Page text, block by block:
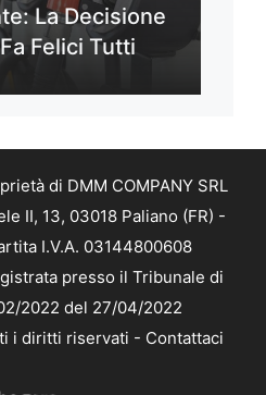
La Decisione
Felici Tutti
di DMM COMPANY SRL
II, 13, 03018 Paliano (FR) -
I.V.A. 03144800608
presso il Tribunale di
2022 del 27/04/2022
i diritti riservati - Contattaci